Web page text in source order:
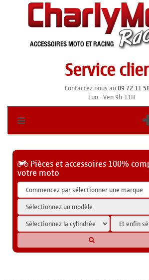
Service
Contactez nous au09 72 11
Lun - Ven 9h-11H
Pièces et accessoires 100%
votre moto